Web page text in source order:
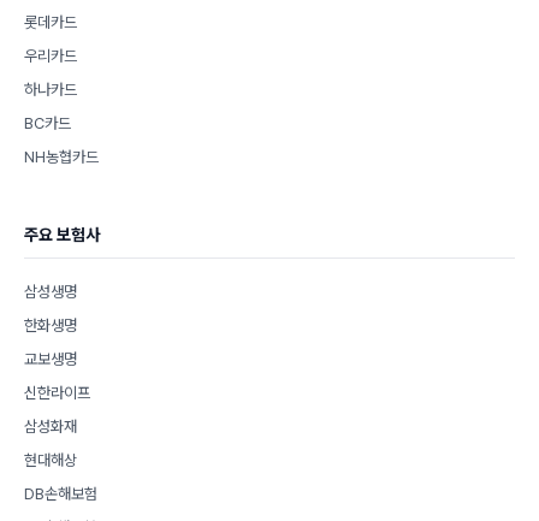
롯데카드
우리카드
하나카드
BC카드
NH농협카드
주요 보험사
삼성생명
한화생명
교보생명
신한라이프
삼성화재
현대해상
DB손해보험